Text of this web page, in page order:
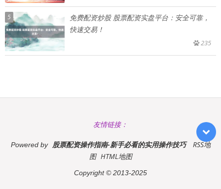
5
免费配资炒股 股票配资实盘平台：安全可靠，
快速交易！
235
友情链接：
Powered by 股票配资操作指南-新手必看的实用操作技巧
RSS地
图 HTML地图
Copyright© 2013-2025